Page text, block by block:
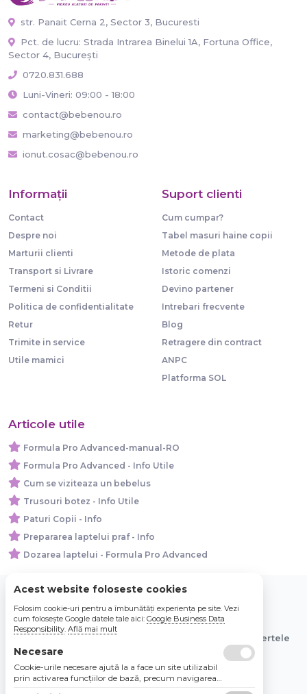
str. Panait Cerna 2, Sector 3, Bucuresti
Pct. de lucru: Strada Intrarea Binelui 1A, Fortuna Office,
Sector 4, București
0720.831.688
Luni-Vineri: 09:00 - 18:00
contact@bebenou.ro
marketing@bebenou.ro
ionut.cosac@bebenou.ro
Informaţii
Contact
Despre noi
Marturii clienti
Transport si Livrare
Termeni si Conditii
Politica de confidentialitate
Retur
Trimite in service
Utile mamici
Suport clienti
Cum cumpar?
Tabel masuri haine copii
Metode de plata
Istoric comenzi
Devino partener
Intrebari frecvente
Blog
Retragere din contract
ANPC
Platforma SOL
Articole utile
Formula Pro Advanced-manual-RO
Formula Pro Advanced - Info Utile
Cum se viziteaza un bebelus
Trusouri botez - Info Utile
Paturi Copii - Info
Prepararea laptelui praf - Info
Dozarea laptelui - Formula Pro Advanced
© 2026 Bebe Nou Online Store SRL
Toate preturile sunt exprimate in lei si includ tva. Ofertele
sunt valabile in limita stocului disponibil.
Acest website foloseste cookies
Folosim cookie-uri pentru a îmbunătăți experiența pe site. Vezi
cum folosește Google datele tale aici: Google Business Data
Responsibility. Află mai mult
Necesare
Cookie-urile necesare ajută la a face un site utilizabil
prin activarea funcţiilor de bază, precum navigarea